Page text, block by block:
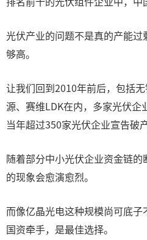
光伏产业的问题不是真的产能
够高。
让我们回到2010年前后，包括
源、赛维LDK在内，多家光伏企
当年超过350家光伏企业宣告破产
随着部分中小光伏企业资金链
的现象会愈演愈烈。
而像亿晶光电这种规模尚可底
国资牵手，是最佳选择。